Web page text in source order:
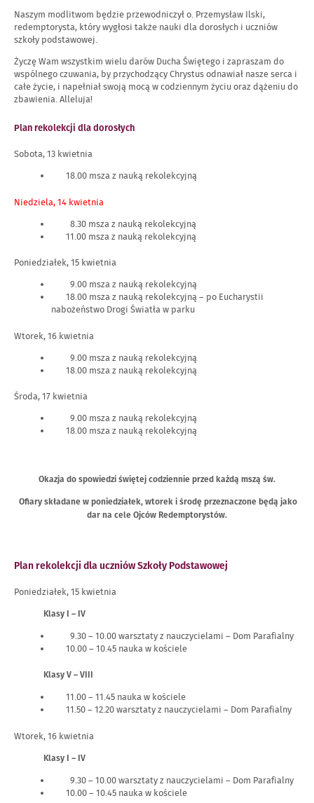
Naszym modlitwom będzie przewodniczył o. Przemysław Ilski,
redemptorysta, który wygłosi także nauki dla dorosłych i uczniów
szkoły podstawowej.
Życzę Wam wszystkim wielu darów Ducha Świętego i zapraszam do
wspólnego czuwania, by przychodzący Chrystus odnawiał nasze serca i
całe życie, i napełniał swoją mocą w codziennym życiu oraz dążeniu do
zbawienia. Alleluja!
Plan rekolekcji dla dorosłych
Sobota, 13 kwietnia
18.00 msza z nauką rekolekcyjną
Niedziela, 14 kwietnia
8.30 msza z nauką rekolekcyjną
11.00 msza z nauką rekolekcyjną
Poniedziałek, 15 kwietnia
9.00 msza z nauką rekolekcyjną
18.00 msza z nauką rekolekcyjną – po Eucharystii
nabożeństwo Drogi Światła w parku
Wtorek, 16 kwietnia
9.00 msza z nauką rekolekcyjną
18.00 msza z nauką rekolekcyjną
Środa, 17 kwietnia
9.00 msza z nauką rekolekcyjną
18.00 msza z nauką rekolekcyjną
Okazja do spowiedzi świętej codziennie przed każdą mszą św.
Ofiary składane w poniedziałek, wtorek i środę przeznaczone będą jako
dar na cele Ojców Redemptorystów.
Plan rekolekcji dla uczniów Szkoły Podstawowej
Poniedziałek, 15 kwietnia
Klasy I – IV
9.30 – 10.00 warsztaty z nauczycielami – Dom Parafialny
10.00 – 10.45 nauka w kościele
Klasy V – VIII
11.00 – 11.45 nauka w kościele
11.50 – 12.20 warsztaty z nauczycielami – Dom Parafialny
Wtorek, 16 kwietnia
Klasy I – IV
9.30 – 10.00 warsztaty z nauczycielami – Dom Parafialny
10.00 – 10.45 nauka w kościele